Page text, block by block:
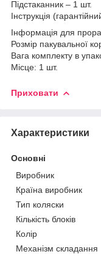
Підстаканник – 1 шт.
Інструкція
Інформація для
Розмір пакувальної
Вага комплекту в
Місце: 1 шт.
Приховати
Характеристики
Основні
Виробник
Країна виробник
Тип коляски
Кількість блоків
Колір
Механізм складання